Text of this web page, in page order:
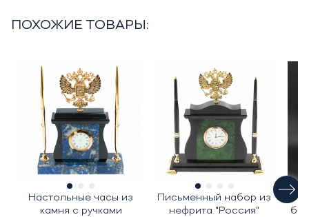
ПОХОЖИЕ ТОВАРЫ:
Настольные часы из
камня с ручками
Письменный набор из
нефрита "Россия"